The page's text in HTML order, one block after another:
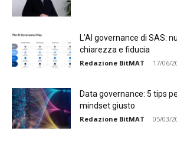
L’AI governance di SAS:
chiarezza e fiducia
Redazione BitMAT - 17/06/
Data governance: 5 tips
mindset giusto
Redazione BitMAT - 05/03/